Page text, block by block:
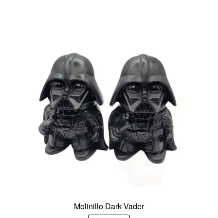
Molinillo Dark Vader